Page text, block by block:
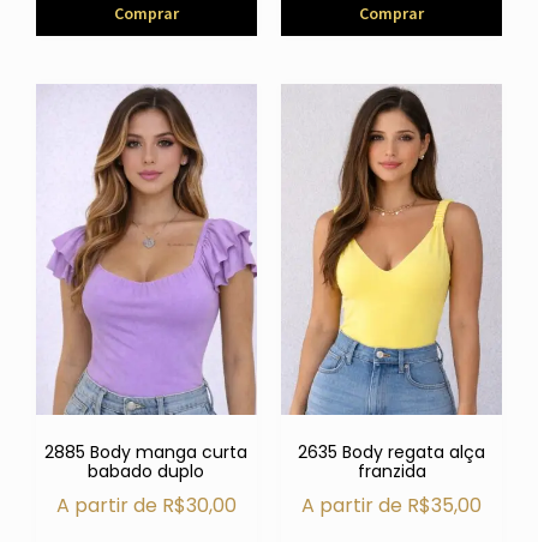
Comprar Comprar
2885 Body manga curta
babado duplo
A partir de R$30,00
2635 Body regata alça
franzida
A partir de R$35,00